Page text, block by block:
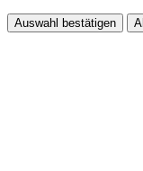
Auswahl bestätigen